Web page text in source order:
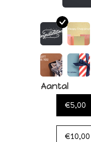
Aantal
€5,00
€10,00